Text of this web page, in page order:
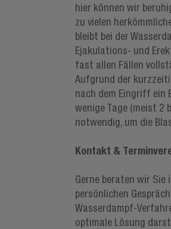
hier können wir
zu vielen
bleibt bei der
Ejakulations- und
fast allen Fällen
Aufgrund der
nach dem Eingriff ein
wenige Tage (meist 2
notwendig, um die
Kontakt &
Gerne beraten wir Sie
persönlichen
Wasserdampf-
optimale Lösung